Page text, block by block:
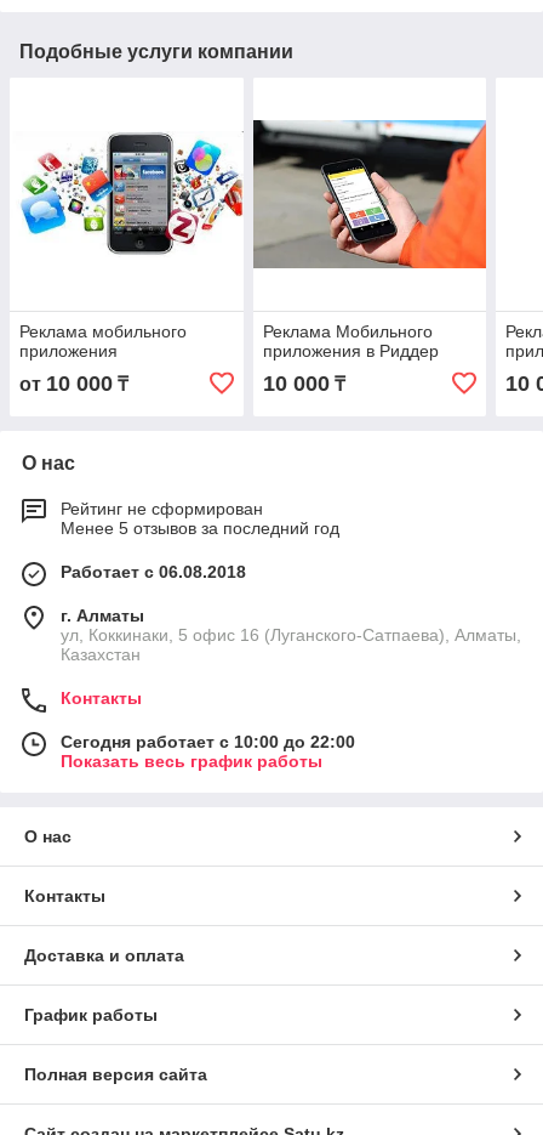
Подобные услуги компании
Реклама мобильного
приложения
от 10 000 ₸
Реклама Мобильного
приложения в Риддер
10 000₸ 10
О нас
Рейтинг не сформирован
Менее 5 отзывов за последний год
Работает с 06.08.2018
г. Алматы
ул, Коккинаки, 5 офис 16 (Луганского-Сатпаева), Алматы,
Казахстан
Контакты
Сегодня работает с 10:00 до 22:00
Показать весь график работы
О нас
Контакты
Доставка и оплата
График работы
Полная версия сайта